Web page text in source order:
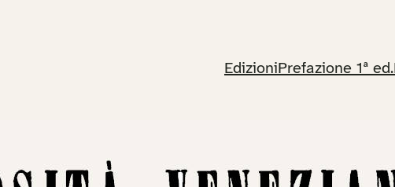
EdizioniPrefazione 1ª ed.